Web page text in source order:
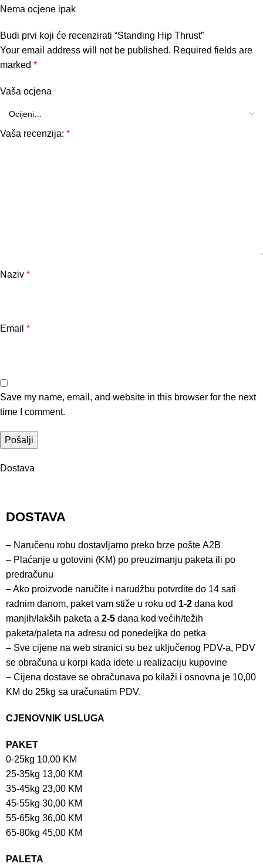
Nema ocjene ipak
Budi prvi koji će recenzirati “Standing Hip Thrust”
Your email address will not be published. Required fields are
marked *
Vaša ocjena
Vaša recenzija: *
Naziv *
Email *
Save my name, email, and website in this browser for the next
time I comment.
Dostava
DOSTAVA
– Naručenu robu dostavljamo preko brze pošte A2B
– Plaćanje u gotovini (KM) po preuzimanju paketa ili po
predračunu
– Ako proizvode naručite i narudžbu potvrdite do 14 sati
radnim danom, paket vam stiže u roku od 1-2 dana kod
manjih/lakših paketa a 2-5 dana kod većih/težih
paketa/paleta na adresu od ponedeljka do petka
– Sve cijene na web stranici su bez uključenog PDV-a, PDV
se obračuna u korpi kada idete u realizaciju kupovine
– Cijena dostave se obračunava po kilaži i osnovna je 10,00
KM do 25kg sa uračunatim PDV.
CJENOVNIK USLUGA
PAKET
0-25kg 10,00 KM
25-35kg 13,00 KM
35-45kg 23,00 KM
45-55kg 30,00 KM
55-65kg 36,00 KM
65-80kg 45,00 KM
PALETA